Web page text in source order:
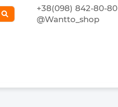
+38(098) 842-80-80
@Wantto_shop